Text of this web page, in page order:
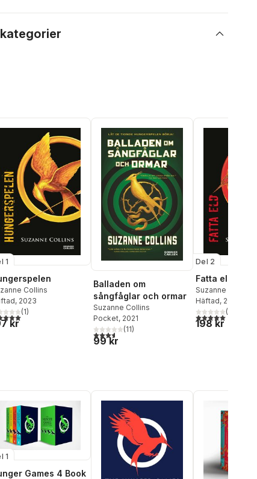
1
Collins
, 2023
utav 5 stjärnor. Totalt antal röster:
(1)
kr
Balladen om
sångfåglar och ormar
Suzanne Collins
Pocket, 2021
3,6utav 5 stjärnor. Totalt antal röster:
(11)
99 kr
Del 2
Fatta eld
Suzanne Collins
Häftad, 2023
5,0utav 5(
198 kr
1
Games 4 Book